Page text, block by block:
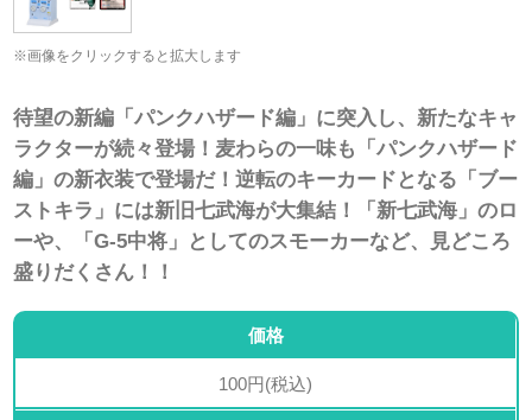
※画像をクリックすると拡大します
待望の新編「パンクハザード編」に突入し、新たなキャ
ラクターが続々登場！麦わらの一味も「パンクハザード
編」の新衣装で登場だ！逆転のキーカードとなる「ブー
ストキラ」には新旧七武海が大集結！「新七武海」のロ
ーや、「G-5中将」としてのスモーカーなど、見どころ
盛りだくさん！！
価格
100円(税込)